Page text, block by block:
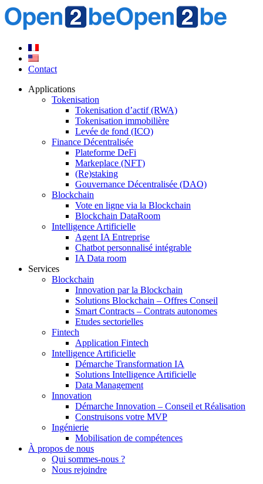
Contact
Applications
Tokenisation
Tokenisation d’actif (RWA)
Tokenisation immobilière
Levée de fond (ICO)
Finance Décentralisée
Plateforme DeFi
Markeplace (NFT)
(Re)staking
Gouvernance Décentralisée (DAO)
Blockchain
Vote en ligne via la Blockchain
Blockchain DataRoom
Intelligence Artificielle
Agent IA Entreprise
Chatbot personnalisé intégrable
IA Data room
Services
Blockchain
Innovation par la Blockchain
Solutions Blockchain – Offres Conseil
Smart Contracts – Contrats autonomes
Etudes sectorielles
Fintech
Application Fintech
Intelligence Artificielle
Démarche Transformation IA
Solutions Intelligence Artificielle
Data Management
Innovation
Démarche Innovation – Conseil et Réalisation
Construisons votre MVP
Ingénierie
Mobilisation de compétences
À propos de nous
Qui sommes-nous ?
Nous rejoindre